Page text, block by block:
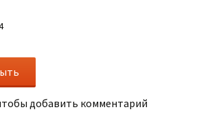
добавить комментарий